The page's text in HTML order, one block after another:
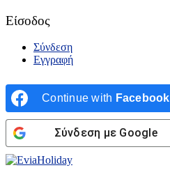
Είσοδος
Σύνδεση
Εγγραφή
Continue with Facebook
Σύνδεση με Google